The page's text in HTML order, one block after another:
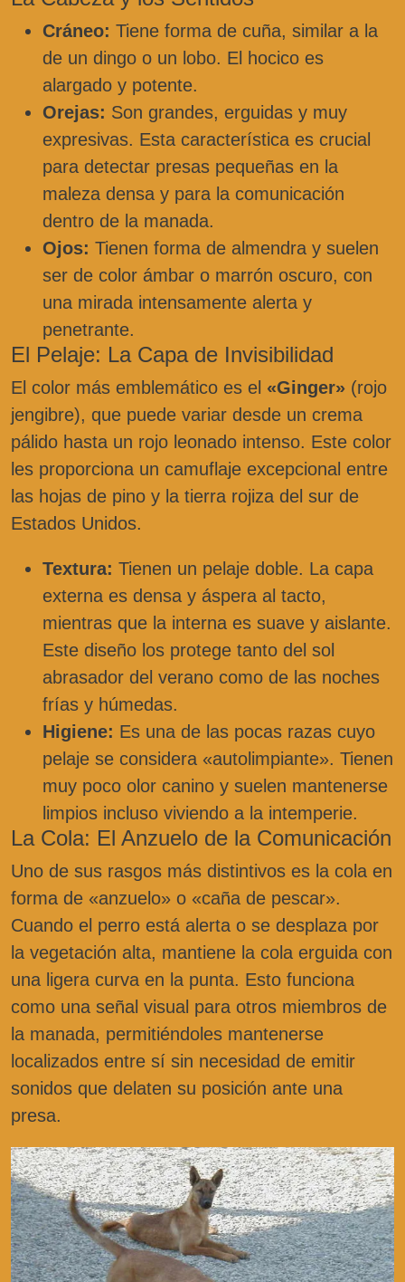
Cráneo: Tiene forma de cuña, similar a la
de un dingo o un lobo. El hocico es
alargado y potente.
Orejas: Son grandes, erguidas y muy
expresivas. Esta característica es crucial
para detectar presas pequeñas en la
maleza densa y para la comunicación
dentro de la manada.
Ojos: Tienen forma de almendra y suelen
ser de color ámbar o marrón oscuro, con
una mirada intensamente alerta y
penetrante.
El Pelaje: La Capa de Invisibilidad
El color más emblemático es el «Ginger» (rojo
jengibre), que puede variar desde un crema
pálido hasta un rojo leonado intenso. Este color
les proporciona un camuflaje excepcional entre
las hojas de pino y la tierra rojiza del sur de
Estados Unidos.
Textura: Tienen un pelaje doble. La capa
externa es densa y áspera al tacto,
mientras que la interna es suave y aislante.
Este diseño los protege tanto del sol
abrasador del verano como de las noches
frías y húmedas.
Higiene: Es una de las pocas razas cuyo
pelaje se considera «autolimpiante». Tienen
muy poco olor canino y suelen mantenerse
limpios incluso viviendo a la intemperie.
La Cola: El Anzuelo de la Comunicación
Uno de sus rasgos más distintivos es la cola en
forma de «anzuelo» o «caña de pescar».
Cuando el perro está alerta o se desplaza por
la vegetación alta, mantiene la cola erguida con
una ligera curva en la punta. Esto funciona
como una señal visual para otros miembros de
la manada, permitiéndoles mantenerse
localizados entre sí sin necesidad de emitir
sonidos que delaten su posición ante una
presa.